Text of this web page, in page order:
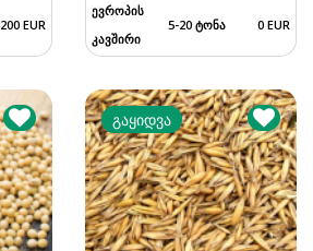
200 EUR
ევროპის
კავშირი
5-20 ტონა 0 EUR
გაყიდვა